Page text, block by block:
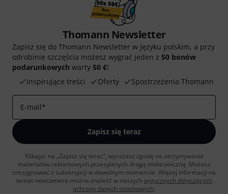
Thomann Newsletter
Zapisz się do Thomann Newsletter w języku polskim, a przy
odrobinie szczęścia możesz wygrać jeden z 50 bonów
podarunkowych warty 50 €!
Inspirujące treści
Oferty Spostrzeżenia Thomann
E-mail*
Zapisz się teraz
Klikając na „Zapisz się teraz”, wyrażasz zgodę na otrzymywanie
materialów reklamowych przesyłanych drogą elektroniczną. Możesz
zrezygnować z subskrypcji w dowolnym momencie. Więcej informacji na
temat newslettera można znaleźć w naszych wytycznych dotyczących
ochrony danych ososbowych.